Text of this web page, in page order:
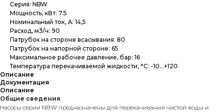
Серия: NBW
Мощность, кВт: 7.5
Номинальный ток, А: 14,5
Расход, м3/ч: 90
Патрубок на стороне всасывания: 80
Патрубок на напорной стороне: 65
Максимальное рабочее давление, бар: 16
Температура перекачиваемой жидкости, °C: -10...+120
Описание
Документация
Описание
Общие сведения
Насосы серии NBW предназначены для перекачивания чистой воды и